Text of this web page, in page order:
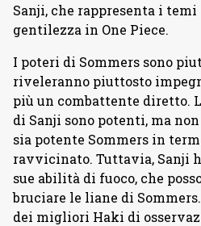
Sanji, che rappresenta i temi
gentilezza in One Piece.
I poteri di Sommers sono
riveleranno piuttosto
più un combattente diretto.
di Sanji sono potenti, ma
sia potente Sommers in
ravvicinato. Tuttavia, Sanji
sue abilità di fuoco, che
bruciare le liane di
dei migliori Haki di